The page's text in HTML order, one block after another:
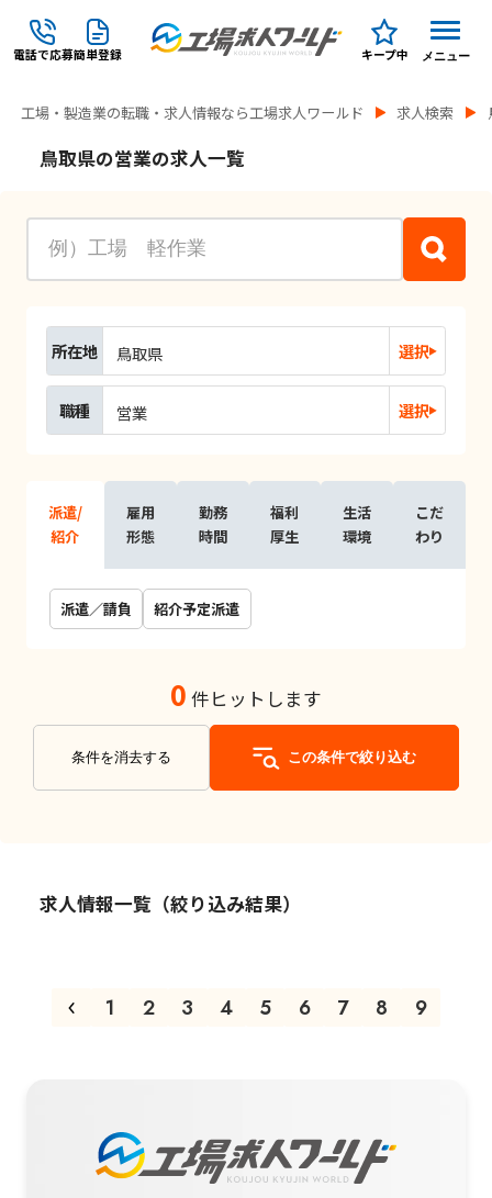
電話で応募簡単登録 キープ中 メニュー
工場・製造業の転職・求人情報なら工場求人ワールド 求人検索
鳥取県の営業の求人一覧
所在地 鳥取県 選択
職種 営業 選択
派遣/
紹介
雇用
形態
勤務
時間
福利
厚生
生活
環境
こだ
わり
派遣／請負 紹介予定派遣
0 件ヒットします
条件を消去する この条件で絞り込む
求人情報一覧（絞り込み結果）
1 2 3 4 5 6 7 8 9